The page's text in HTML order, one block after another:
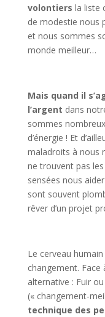
volontiers la liste
de modestie nous
et nous sommes
monde meilleur…
Mais quand il
l’argent dans
sommes
d’énergie ! Et
maladroits à nous
ne trouvent pas
sensées nous
sont souvent
rêver d’un projet
Le cerveau
changement. Face
alternative : Fuir
(« changement-
technique des